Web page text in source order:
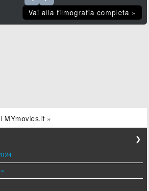
Vai alla filmografia completa »
MYmovies.it »
❯